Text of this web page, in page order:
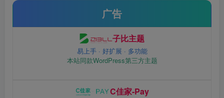
广告
子比主题
易上手 · 好扩展 · 多功能
本站同款WordPress第三方主题
C佳家-Pay